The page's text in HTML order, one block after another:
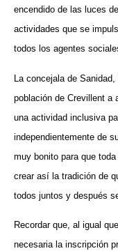
encendido de las luces
actividades que se
todos los agentes
La concejala de
población de Crevillent a
una actividad inclusiva
independientemente de
muy bonito para que
crear así la tradición de
todos juntos y después
Recordar que, al igual
necesaria la inscripción